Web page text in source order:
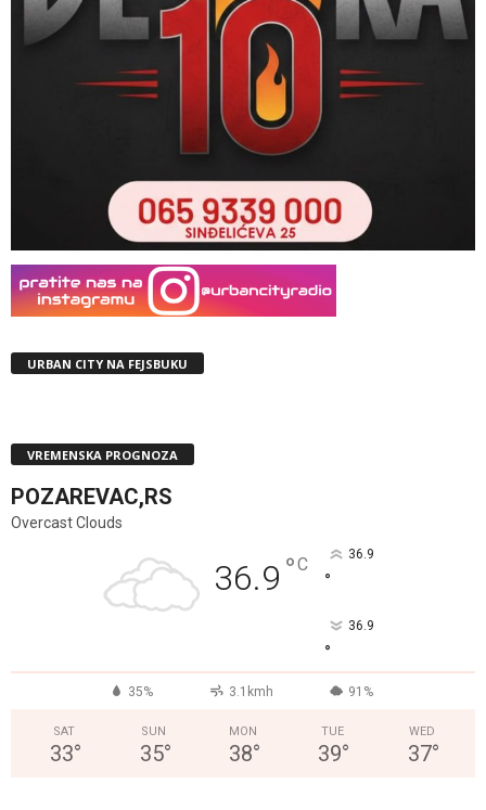
URBAN CITY NA FEJSBUKU
VREMENSKA PROGNOZA
POZAREVAC,RS
Overcast Clouds
36.9 °C 36.9
°
36.9
°
35% 3.1kmh 91%
SAT
33°
SUN
35°
MON
38°
TUE
39°
WED
37°